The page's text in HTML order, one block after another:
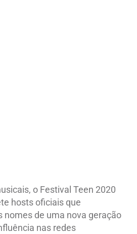
o Festival Teen 2020
hosts oficiais que
nomes de uma nova geração
nas redes